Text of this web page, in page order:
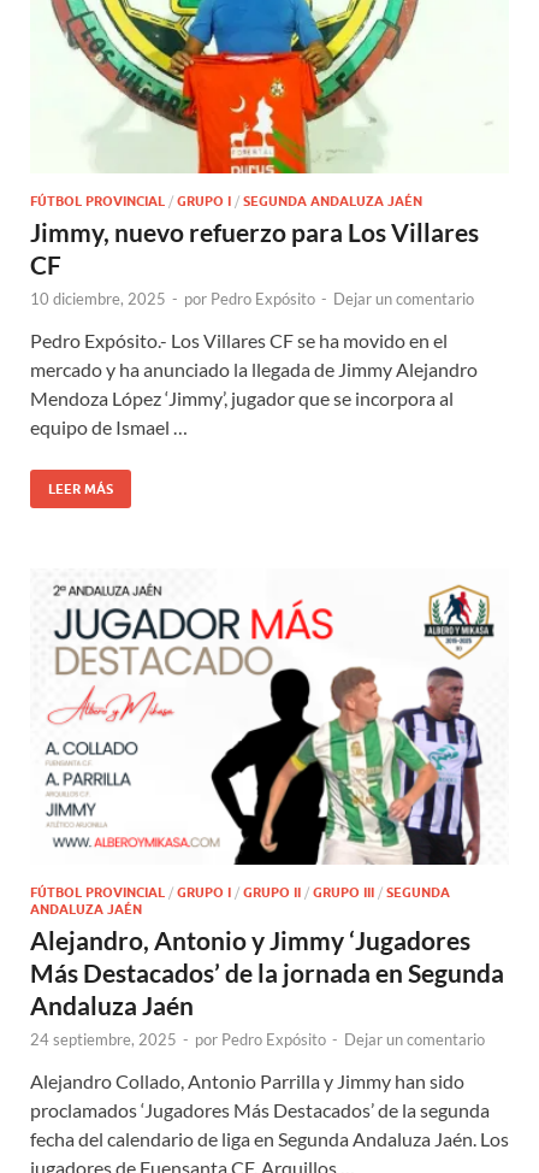
FÚTBOL PROVINCIAL / GRUPO I / SEGUNDA ANDALUZA JAÉN
Jimmy, nuevo refuerzo para Los Villares
CF
10 diciembre, 2025 - por Pedro Expósito - Dejar un comentario
Pedro Expósito.- Los Villares CF se ha movido en el
mercado y ha anunciado la llegada de Jimmy Alejandro
Mendoza López ‘Jimmy’, jugador que se incorpora al
equipo de Ismael …
LEER MÁS
FÚTBOL PROVINCIAL / GRUPO I / GRUPO II / GRUPO III / SEGUNDA
ANDALUZA JAÉN
Alejandro, Antonio y Jimmy ‘Jugadores
Más Destacados’ de la jornada en Segunda
Andaluza Jaén
24 septiembre, 2025 - por Pedro Expósito - Dejar un comentario
Alejandro Collado, Antonio Parrilla y Jimmy han sido
proclamados ‘Jugadores Más Destacados’ de la segunda
fecha del calendario de liga en Segunda Andaluza Jaén. Los
jugadores de Fuensanta CF, Arquillos …